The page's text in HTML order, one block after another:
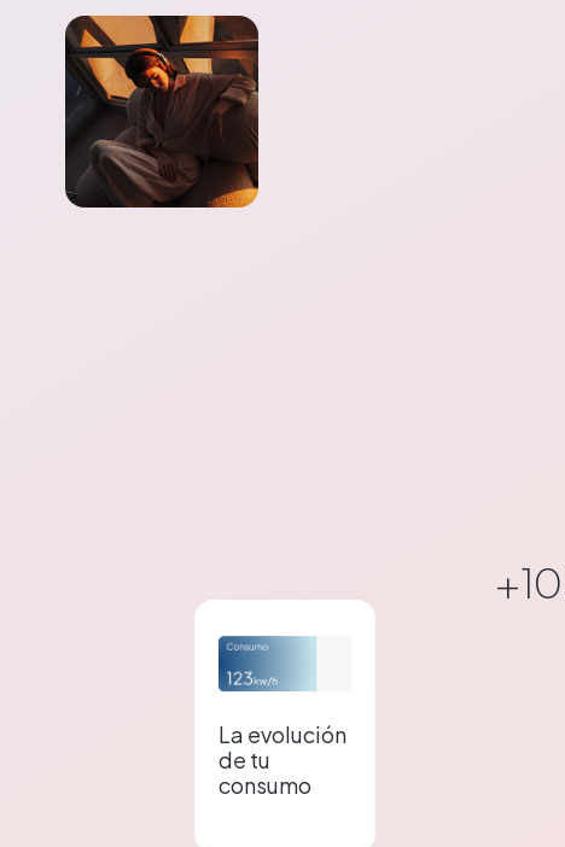
La evolución
de tu
consumo
+10